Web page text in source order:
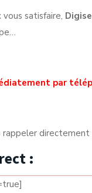
satisfaire,
par
rappeler
: